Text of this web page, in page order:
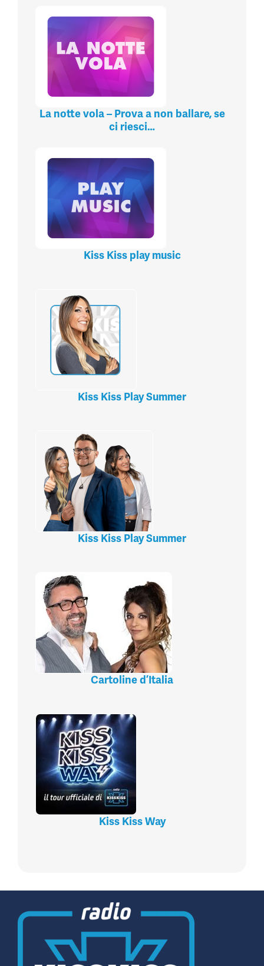
La notte vola – Prova a non ballare, se
ci riesci…
Kiss Kiss play music
Kiss Kiss Play Summer
Kiss Kiss Play Summer
Cartoline d’Italia
Kiss Kiss Way